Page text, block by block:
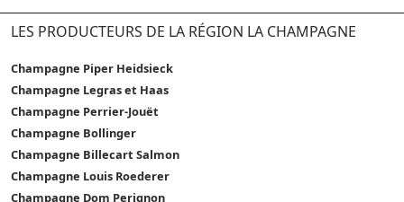
LES PRODUCTEURS DE LA RÉGION LA CHAMPAGNE
Champagne Piper Heidsieck
Champagne Legras et Haas
Champagne Perrier-Jouët
Champagne Bollinger
Champagne Billecart Salmon
Champagne Louis Roederer
Champagne Dom Perignon